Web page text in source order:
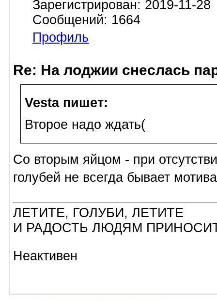
Зарегистрирован: 2019-11-28
Сообщений: 1664
Профиль
Re: На лоджии снеслась
Vesta пишет:
Второе надо ждать(
Со вторым яйцом - при
голубей не всегда бывает
ЛЕТИТЕ, ГОЛУБИ, ЛЕТИТЕ
И РАДОСТЬ ЛЮДЯМ
Неактивен